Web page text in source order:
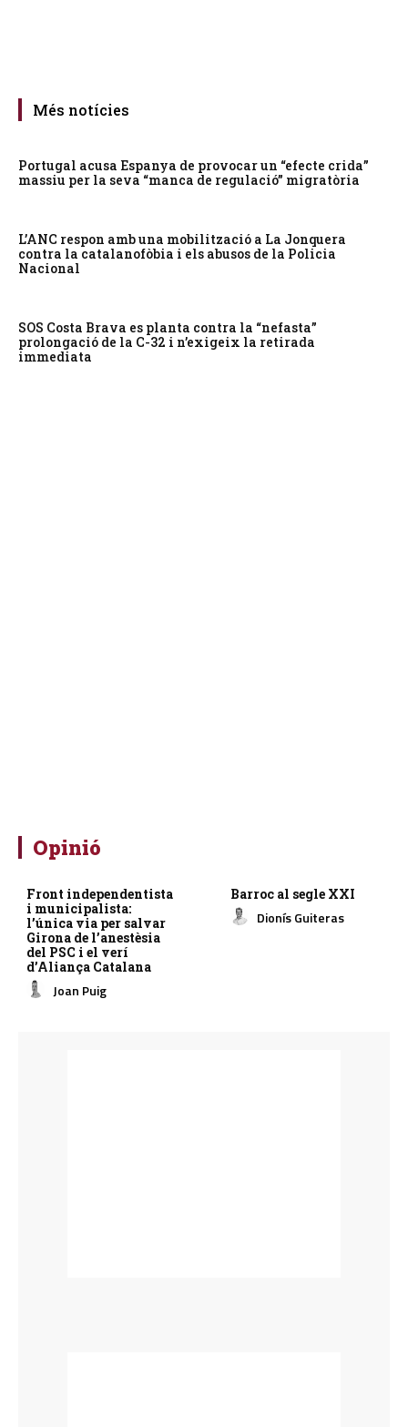
Més notícies
Portugal acusa Espanya de provocar un “efecte crida”
massiu per la seva “manca de regulació” migratòria
L’ANC respon amb una mobilització a La Jonquera
contra la catalanofòbia i els abusos de la Policia
Nacional
SOS Costa Brava es planta contra la “nefasta”
prolongació de la C-32 i n’exigeix la retirada
immediata
Opinió
Front independentista
i municipalista:
l’única via per salvar
Girona de l’anestèsia
del PSC i el verí
d’Aliança Catalana
Joan Puig
Barroc al segle XXI
Dionís Guiteras